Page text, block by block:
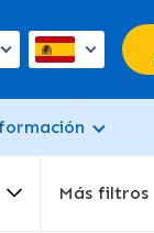
Más filtros